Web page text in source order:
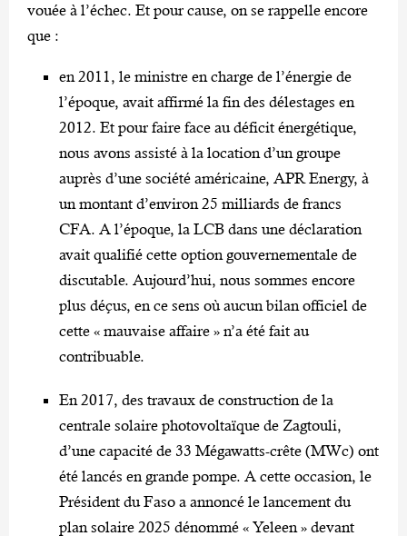
vouée à l’échec. Et pour cause, on se rappelle encore
que :
en 2011, le ministre en charge de l’énergie de
l’époque, avait affirmé la fin des délestages en
2012. Et pour faire face au déficit énergétique,
nous avons assisté à la location d’un groupe
auprès d’une société américaine, APR Energy, à
un montant d’environ 25 milliards de francs
CFA. A l’époque, la LCB dans une déclaration
avait qualifié cette option gouvernementale de
discutable. Aujourd’hui, nous sommes encore
plus déçus, en ce sens où aucun bilan officiel de
cette « mauvaise affaire » n’a été fait au
contribuable.
En 2017, des travaux de construction de la
centrale solaire photovoltaïque de Zagtouli,
d’une capacité de 33 Mégawatts-crête (MWc) ont
été lancés en grande pompe. A cette occasion, le
Président du Faso a annoncé le lancement du
plan solaire 2025 dénommé « Yeleen » devant